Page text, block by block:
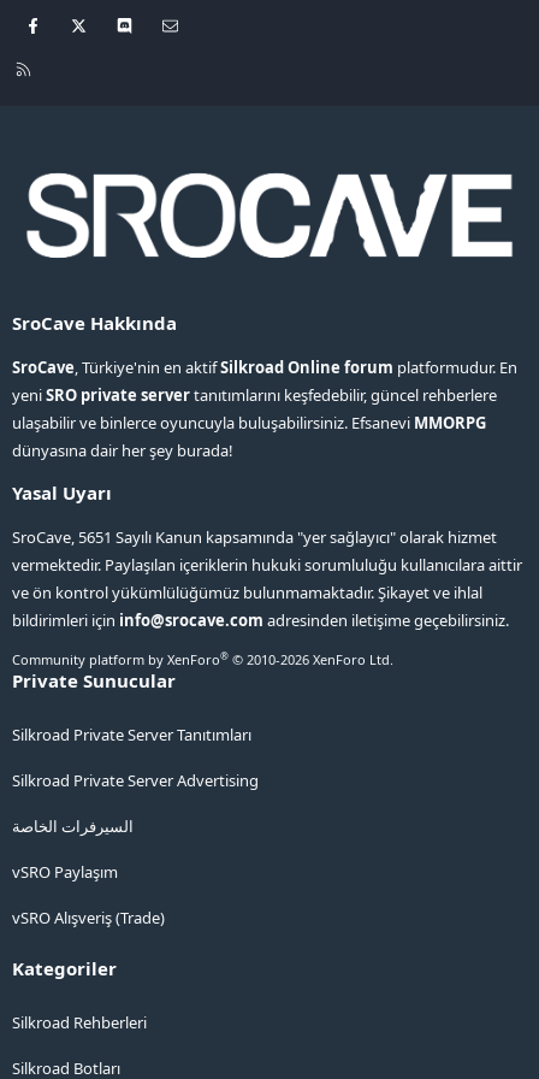
Facebook Discord
R
SroCave Hakkında
SroCave, Türkiye'nin en aktifSilkroad Online forum platformudur. En
yeniSRO private servertanıtımlarını keşfedebilir, güncel rehberlere
ulaşabilir ve binlerce oyuncuyla buluşabilirsiniz. Efsanevi MMORPG
dünyasına dair her şey burada!
Yasal Uyarı
SroCave, 5651 Sayılı Kanun kapsamında "yer sağlayıcı" olarak hizmet
vermektedir. Paylaşılan içeriklerin hukuki sorumluluğu kullanıcılara aittir
ve ön kontrol yükümlülüğümüz bulunmamaktadır. Şikayet ve ihlal
bildirimleri için info@srocave.com adresinden iletişime geçebilirsiniz.
Community platform by XenForo® © 2010-2026 XenForo Ltd.
Private Sunucular
Silkroad Private Server Tanıtımları
Silkroad Private Server Advertising
السيرفرات الخاصة
vSRO Paylaşım
vSRO Alışveriş (Trade)
Kategoriler
Silkroad Rehberleri
Silkroad Botları